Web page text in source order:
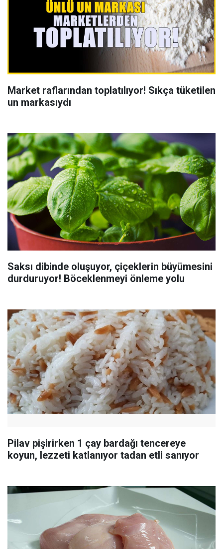
Market raflarından toplatılıyor! Sıkça tüketilen
un markasıydı
Saksı dibinde oluşuyor, çiçeklerin büyümesini
durduruyor! Böceklenmeyi önleme yolu
Pilav pişirirken 1 çay bardağı tencereye
koyun, lezzeti katlanıyor tadan etli sanıyor